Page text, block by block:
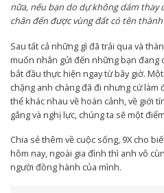
nữa, nếu bạn do dự không dám
chân đến được vùng đất có tên thành
Sau tất cả những gì đã trải qua và
muốn nhắn gửi đến những bạn đang
bắt đầu thực hiện ngay từ bây giờ.
chặng anh chàng đã đi nhưng cứ làm
thể khác nhau về hoàn cảnh, về giới
gắng và nghị lực, chúng ta sẽ một
Chia sẻ thêm về cuộc sống, 9X cho
hôm nay, ngoài gia đình thì anh vô
người đồng hành của mình.